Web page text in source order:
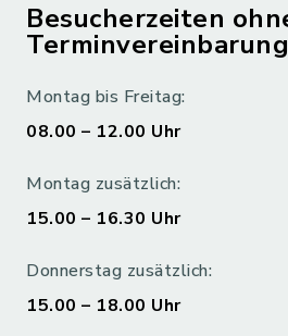
Besucherzeiten
Terminvereinbarung
Montag bis Freitag:
08.00 – 12.00 Uhr
Montag zusätzlich:
15.00 – 16.30 Uhr
Donnerstag zusätzlich:
15.00 – 18.00 Uhr